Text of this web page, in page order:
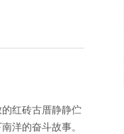
红砖古厝静静伫
洋的奋斗故事。